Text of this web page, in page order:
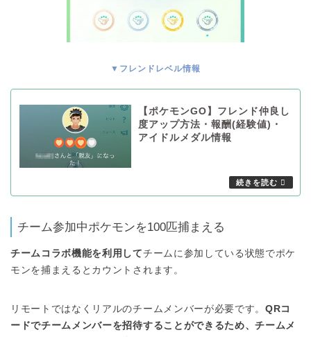
▼フレンドレベル情報
【ポケモンGO】フレンド仲良し
度アップ方法・報酬(経験値)・
アイドルメダル情報
チーム参加中ポケモンを100匹捕まえる
チームコラボ機能を利用してチームに参加している状態でポケ
モンを捕まえるとカウントされます。
リモートではなくリアルのチームメンバーが必要です。QRコ
ードでチームメンバーを招待することができるため、チームメ